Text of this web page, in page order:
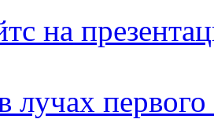
на
лучах